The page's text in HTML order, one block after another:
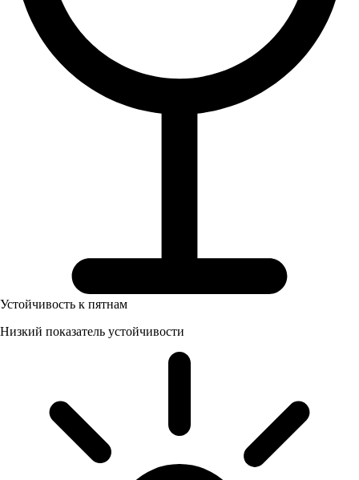
Устойчивость к пятнам
Низкий показатель устойчивости